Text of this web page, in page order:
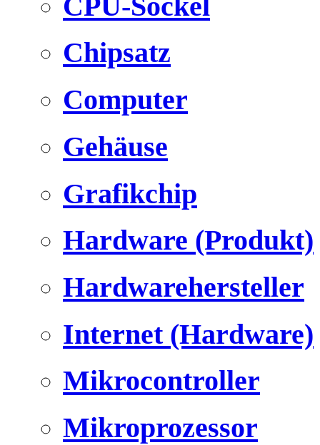
Chipsatz
Computer
Gehäuse
Grafikchip
Hardware (Produkt)
Hardwarehersteller
Internet (Hardware)
Mikrocontroller
Mikroprozessor